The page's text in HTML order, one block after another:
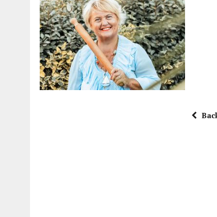
15 DICEMBRE 2025 | PANETTONI, TORRONE E CONTRO-PANETTONE:
11 DICEMBRE 2025 | LA GUIDA FLOS OLEI INCORONA I “MAGNIFICI 7”
11 DICEMBRE 2025 | DANTE ALIGHIERI E L’USO DI PAPAVERINA: ECCO
10 DICEMBRE 2025 | MONTESCUDO, AL TEATRO ROSASPINA PRIMA
6 DICEMBRE 2025 | CATTOLICA, I FRATELLI RAUCCI CONFERMANO LA
1 AGOSTO 2026 | A CATTOLICA APRE “RAVEN”: IL PRIMO “DRINK PLAY